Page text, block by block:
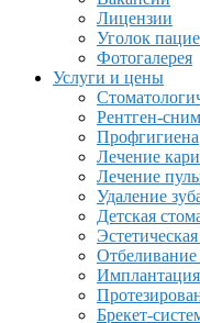
Лицензии
Уголок
Фотогалерея
Услуги и цены
Рентген-
Профгигиена
Лечение
Лечение
Удаление
Детская
Отбеливание
Имплантация
Брекет-